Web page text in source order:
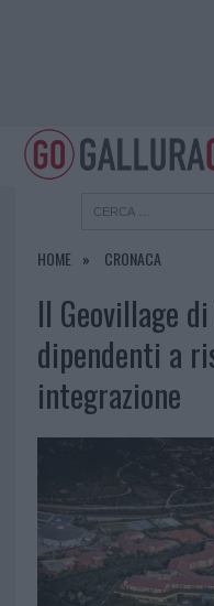
HOME CRONACA
Il Geovillage
dipendenti a
integrazione